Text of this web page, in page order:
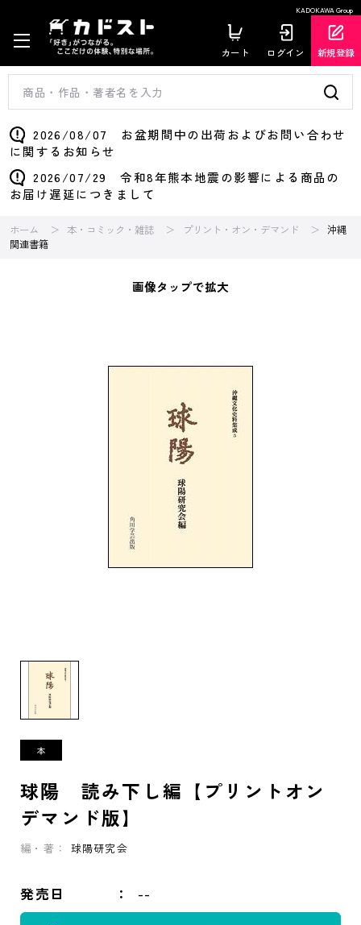
KADOKAWA Group
カート ログイン 新規登録
2026/08/07 お盆期間中の出荷およびお問い合わせ
に関するお知らせ
2026/07/29 令和8年熊本地震の影響による商品の
お届け遅延につきまして
ホーム 本・コミック・雑誌 プリント・オン・デマンド
沖縄
関連書籍
画像タップで拡大
球陽 読み下し編【プリントオン
デマンド版】
編・著： 球陽研究会
発売日 --